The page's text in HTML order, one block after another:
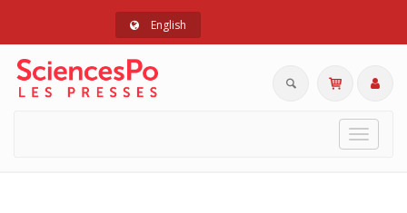
English
Toggle